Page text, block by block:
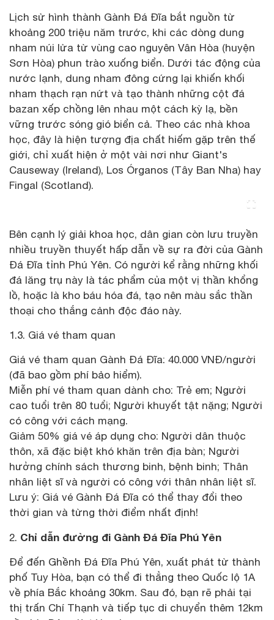
Lịch sử hình thành Gành Đá Đĩa bắt nguồn từ
khoảng 200 triệu năm trước, khi các dòng dung
nham núi lửa từ vùng cao nguyên Vân Hòa (huyện
Sơn Hòa) phun trào xuống biển. Dưới tác động của
nước lạnh, dung nham đông cứng lại khiến khối
nham thạch rạn nứt và tạo thành những cột đá
bazan xếp chồng lên nhau một cách kỳ lạ, bền
vững trước sóng gió biển cả. Theo các nhà khoa
học, đây là hiện tượng địa chất hiếm gặp trên thế
giới, chỉ xuất hiện ở một vài nơi như Giant's
Causeway (Ireland), Los Órganos (Tây Ban Nha) hay
Fingal (Scotland).
Bên cạnh lý giải khoa học, dân gian còn lưu truyền
nhiều truyền thuyết hấp dẫn về sự ra đời của Gành
Đá Đĩa tỉnh Phú Yên. Có người kể rằng những khối
đá lăng trụ này là tác phẩm của một vị thần khổng
lồ, hoặc là kho báu hóa đá, tạo nên màu sắc thần
thoại cho thắng cảnh độc đáo này.
1.3. Giá vé tham quan
Giá vé tham quan Gành Đá Đĩa: 40.000 VNĐ/người
(đã bao gồm phí bảo hiểm).
Miễn phí vé tham quan dành cho: Trẻ em; Người
cao tuổi trên 80 tuổi; Người khuyết tật nặng; Người
có công với cách mạng.
Giảm 50% giá vé áp dụng cho: Người dân thuộc
thôn, xã đặc biệt khó khăn trên địa bàn; Người
hưởng chính sách thương binh, bệnh binh; Thân
nhân liệt sĩ và người có công với thân nhân liệt sĩ.
Lưu ý: Giá vé Gành Đá Đĩa có thể thay đổi theo
thời gian và từng thời điểm nhất định!
2. Chỉ dẫn đường đi Gành Đá Đĩa Phú Yên
Để đến Ghềnh Đá Đĩa Phú Yên, xuất phát từ thành
phố Tuy Hòa, bạn có thể đi thẳng theo Quốc lộ 1A
về phía Bắc khoảng 30km. Sau đó, bạn rẽ phải tại
thị trấn Chí Thạnh và tiếp tục di chuyển thêm 12km